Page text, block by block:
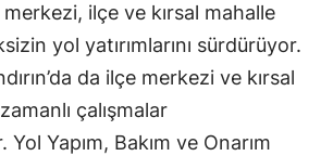
ilçe ve kırsal mahalle
yol yatırımlarını sürdürüyor.
da ilçe merkezi ve kırsal
çalışmalar
Yapım, Bakım ve Onarım